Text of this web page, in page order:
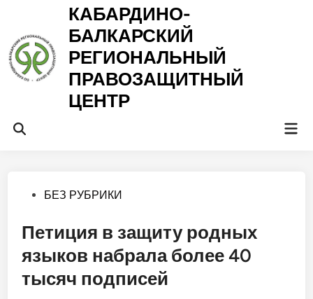
содержимому
КАБАРДИНО-
БАЛКАРСКИЙ
РЕГИОНАЛЬНЫЙ
ПРАВОЗАЩИТНЫЙ
ЦЕНТР
Открыть
Опубликовано
БЕЗ РУБРИКИ
Петиция в защиту родных
языков набрала более 40
тысяч подписей